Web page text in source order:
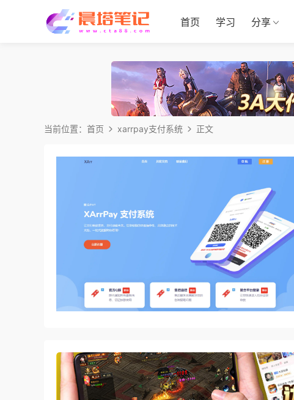
首页 学习 分享
当前位置： 首页 xarrpay支付系统 正文